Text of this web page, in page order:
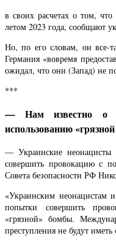
в своих расчетах о том,
летом 2023 года, сообщают
Но, по его словам, он
Германия «вовремя
ожидал, что они (Запад) не
***
— Нам известно о
использованию
— Украинские неонацисты
совершить провокацию с
Совета безопасности РФ
«Украинским неонацистам
попытки совершить
«грязной» бомбы.
преступления не будут